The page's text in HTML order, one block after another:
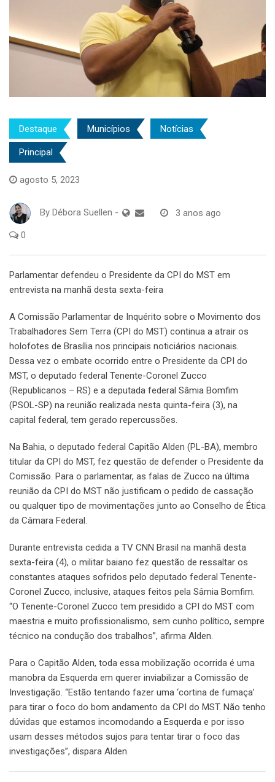
Destaque Municípios Notícias
Principal
agosto 5, 2023
By Débora Suellen - 3 anos ago
0
Parlamentar defendeu o Presidente da CPI do MST em
entrevista na manhã desta sexta-feira
A Comissão Parlamentar de Inquérito sobre o Movimento dos
Trabalhadores Sem Terra (CPI do MST) continua a atrair os
holofotes de Brasília nos principais noticiários nacionais.
Dessa vez o embate ocorrido entre o Presidente da CPI do
MST, o deputado federal Tenente-Coronel Zucco
(Republicanos – RS) e a deputada federal Sâmia Bomfim
(PSOL-SP) na reunião realizada nesta quinta-feira (3), na
capital federal, tem gerado repercussões.
Na Bahia, o deputado federal Capitão Alden (PL-BA), membro
titular da CPI do MST, fez questão de defender o Presidente da
Comissão. Para o parlamentar, as falas de Zucco na última
reunião da CPI do MST não justificam o pedido de cassação
ou qualquer tipo de movimentações junto ao Conselho de Ética
da Câmara Federal.
Durante entrevista cedida a TV CNN Brasil na manhã desta
sexta-feira (4), o militar baiano fez questão de ressaltar os
constantes ataques sofridos pelo deputado federal Tenente-
Coronel Zucco, inclusive, ataques feitos pela Sâmia Bomfim.
“O Tenente-Coronel Zucco tem presidido a CPI do MST com
maestria e muito profissionalismo, sem cunho político, sempre
técnico na condução dos trabalhos”, afirma Alden.
Para o Capitão Alden, toda essa mobilização ocorrida é uma
manobra da Esquerda em querer inviabilizar a Comissão de
Investigação. “Estão tentando fazer uma ‘cortina de fumaça’
para tirar o foco do bom andamento da CPI do MST. Não tenho
dúvidas que estamos incomodando a Esquerda e por isso
usam desses métodos sujos para tentar tirar o foco das
investigações”, dispara Alden.